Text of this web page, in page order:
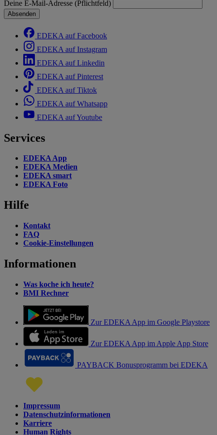
Deine E-Mail-Adresse (Pflichtfeld)
Absenden
EDEKA auf Facebook
EDEKA auf Instagram
EDEKA auf Linkedin
EDEKA auf Pinterest
EDEKA auf Tiktok
EDEKA auf Whatsapp
EDEKA auf Youtube
Services
EDEKA App
EDEKA Medien
EDEKA smart
EDEKA Foto
Hilfe
Kontakt
FAQ
Cookie-Einstellungen
Informationen
Was koche ich heute?
BMI Rechner
Zur EDEKA App im Google Playstore
Zur EDEKA App im Apple App Store
PAYBACK Bonusprogramm bei EDEKA
Impressum
Datenschutzinformationen
Karriere
Human Rights